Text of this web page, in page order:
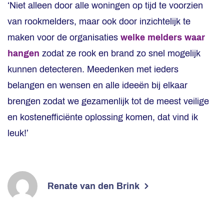
‘Niet alleen door alle woningen op tijd te voorzien
van rookmelders, maar ook door inzichtelijk te
maken voor de organisaties welke melders waar
hangen zodat ze rook en brand zo snel mogelijk
kunnen detecteren. Meedenken met ieders
belangen en wensen en alle ideeën bij elkaar
brengen zodat we gezamenlijk tot de meest veilige
en kostenefficiënte oplossing komen, dat vind ik
leuk!’
Renate van den Brink